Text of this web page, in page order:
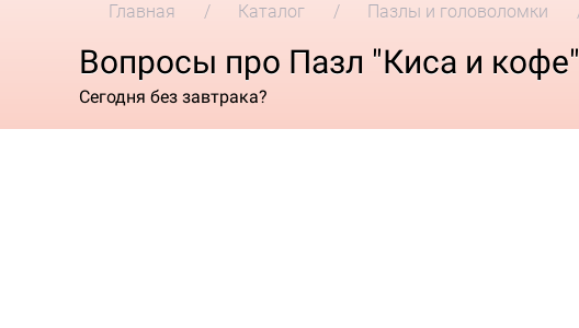
Главная Каталог Пазлы и головоломки
Вопросы про Пазл "Киса и кофе"
Сегодня без завтрака?